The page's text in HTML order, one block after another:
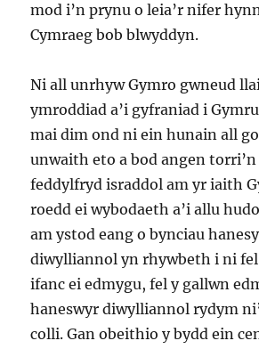
mod i’n prynu o leia’r nifer
Cymraeg bob blwyddyn.
Ni all unrhyw Gymro gwneud
ymroddiad a’i gyfraniad i
mai dim ond ni ein hunain all
unwaith eto a bod angen torri’n
feddylfryd israddol am yr iaith
roedd ei wybodaeth a’i allu
am ystod eang o bynciau
diwylliannol yn rhywbeth i ni
ifanc ei edmygu, fel y gallwn
haneswyr diwylliannol rydym
colli. Gan obeithio y bydd ein